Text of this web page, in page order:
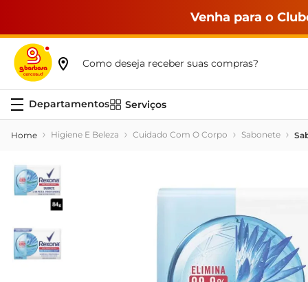
Venha para o
Como deseja receber suas compras?
Serviços
Higiene E Beleza Cuidado Com O Corpo Sabonete